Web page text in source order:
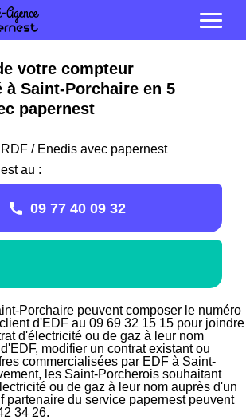
votre compteur
Saint-Porchaire en 5
papernest
/ Enedis avec papernest
au :
09 77 40 09 32
Porchaire peuvent composer le numéro
d'EDF au 09 69 32 15 15 pour joindre
d'électricité ou de gaz à leur nom
modifier un contrat existant ou
commercialisées par EDF à Saint-
les Saint-Porcherois souhaitant
ou de gaz à leur nom auprès d'un
partenaire du service papernest peuvent
34 26.